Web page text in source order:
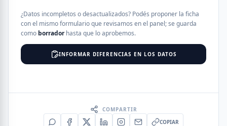
¿Datos incompletos o desactualizados? Podés proponer la ficha
con el mismo formulario que revisamos en el panel; se guarda
como borradorhasta que lo aprobemos.
INFORMAR DIFERENCIAS EN LOS DATOS
COMPARTIR
COPIAR